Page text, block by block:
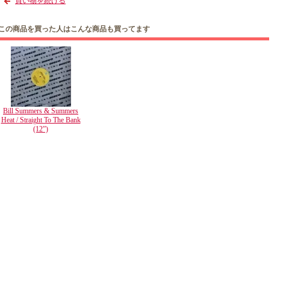
の商品を買った人はこんな商品も買ってます
Bill Summers & Summers
Heat / Straight To The Bank
(12”)